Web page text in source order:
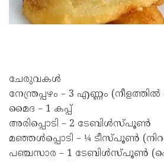
ചേരുവകൾ
നേന്ത്രപ്പഴം – 3 എണ്ണം (നീളത്തിൽ
മൈദ – 1 കപ്പ്
അരിപ്പൊടി – 2 ടേബിൾസ്പൂൺ
മഞ്ഞൾപ്പൊടി – ¼ ടീസ്പൂൺ
പഞ്ചസാര – 1 ടേബിൾസ്പൂൺ